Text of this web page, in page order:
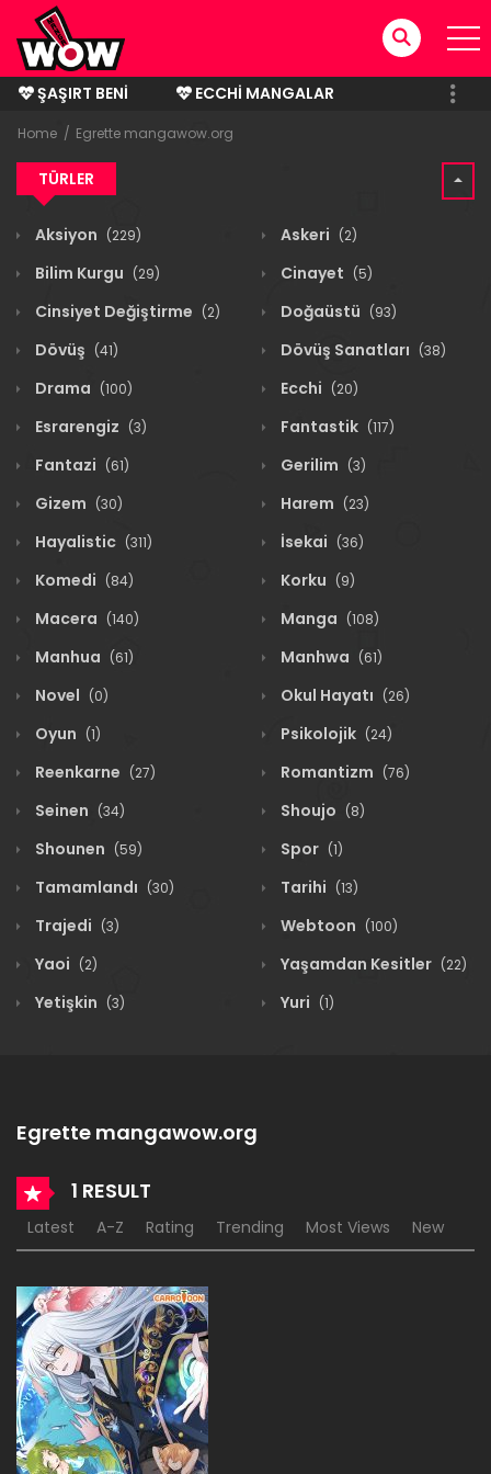
ŞAŞIRT BENI
ECCHI MANGALAR
BITMIŞ MANGALAR
Home Egrette mangawow.org
TÜRLER
Aksiyon (229) Askeri (2)
Bilim Kurgu (29) Cinayet (5)
Cinsiyet Değiştirme (2) Doğaüstü (93)
Dövüş (41) Dövüş Sanatları (38)
Drama (100) Ecchi (20)
Esrarengiz (3) Fantastik (117)
Fantazi (61) Gerilim (3)
Gizem (30) Harem (23)
Hayalistic (311) İsekai (36)
Komedi (84) Korku (9)
Macera (140) Manga (108)
Manhua (61) Manhwa (61)
Novel (0) Okul Hayatı (26)
Oyun (1) Psikolojik (24)
Reenkarne (27) Romantizm (76)
Seinen (34) Shoujo (8)
Shounen (59) Spor (1)
Tamamlandı (30) Tarihi (13)
Trajedi (3) Webtoon (100)
Yaoi (2) Yaşamdan Kesitler (22)
Yetişkin (3) Yuri (1)
Egrette mangawow.org
1 RESULT
Latest A-Z Rating Trending Most Views New